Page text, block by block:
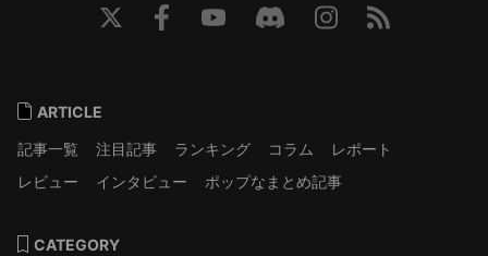
ARTICLE
記事一覧
注目記事 ランキング コラム
レポート
レビュー
インタビュー ポップなまとめ記事
CATEGORY